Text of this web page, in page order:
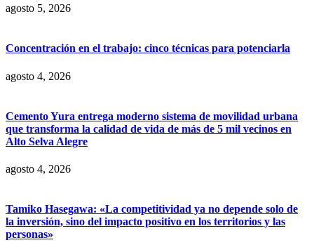
agosto 5, 2026
Concentración en el trabajo: cinco técnicas para potenciarla
agosto 4, 2026
Cemento Yura entrega moderno sistema de movilidad urbana
que transforma la calidad de vida de más de 5 mil vecinos en
Alto Selva Alegre
agosto 4, 2026
Tamiko Hasegawa: «La competitividad ya no depende solo de
la inversión, sino del impacto positivo en los territorios y las
personas»